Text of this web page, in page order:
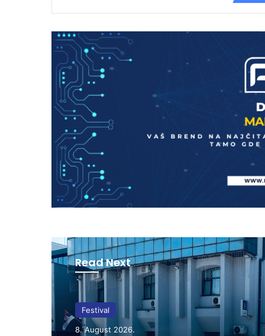
Read Next
Festival
8. August 2026.